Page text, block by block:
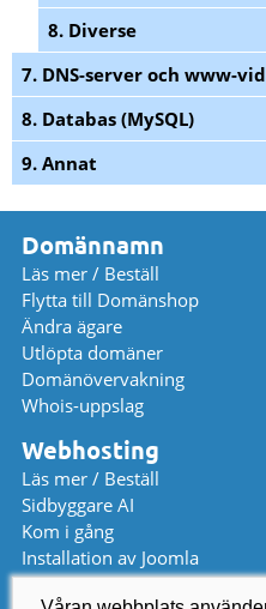
8. Diverse
7. DNS-server och www-
8. Databas (MySQL)
9. Annat
Domännamn
Läs mer / Beställ
Flytta till Domänshop
Ändra ägare
Utlöpta domäner
Domänövervakning
Whois-uppslag
Webhosting
Läs mer / Beställ
Sidbyggare AI
Kom i gång
Installation av Joomla
Installation av WordPress